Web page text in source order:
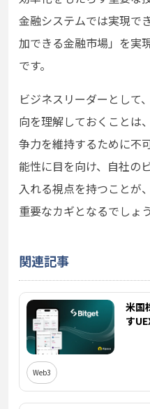
金融システムでは実現で
加できる金融市場」を実
です。
ビジネスリーダーとして
向を理解しておくことは
争力を維持するために不
能性に目を向け、自社の
入れる視点を持つことが
重要なカギとなるでしょう
関連記事
米国
す
Web3